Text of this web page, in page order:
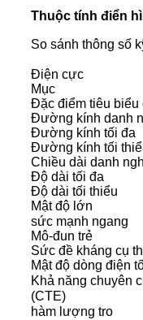
Thuộc tính điển
So sánh thông số
Điện cực
Mục
Đặc điểm tiêu biểu
Đường kính danh
Đường kính tối đa
Đường kính tối
Chiều dài danh
Độ dài tối đa
Độ dài tối thiểu
Mật độ lớn
sức mạnh ngang
Mô-đun trẻ
Sức đề kháng cụ
Mật độ dòng điện
Khả năng chuyên
(CTE)
hàm lượng tro